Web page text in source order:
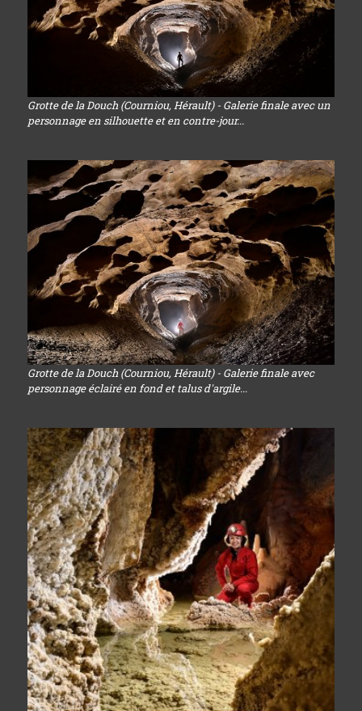
Grotte de la Douch (Courniou, Hérault) - Galerie finale avec un
personnage en silhouette et en contre-jour...
Grotte de la Douch (Courniou, Hérault) - Galerie finale avec
personnage éclairé en fond et talus d'argile...